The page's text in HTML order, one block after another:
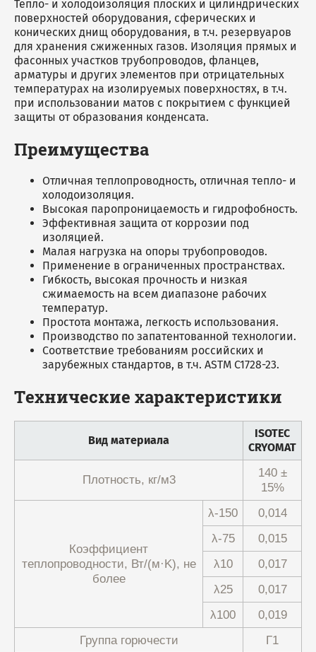
Тепло- и холодоизоляция плоских и цилиндрических
поверхностей оборудования, сферических и
конических днищ оборудования, в т.ч. резервуаров
для хранения сжиженных газов. Изоляция прямых и
фасонных участков трубопроводов, фланцев,
арматуры и других элементов при отрицательных
температурах на изолируемых поверхностях, в т.ч.
при использовании матов с покрытием с функцией
защиты от образования конденсата.
Преимущества
Отличная теплопроводность, отличная тепло- и
холодоизоляция.
Высокая паропроницаемость и гидрофобность.
Эффективная защита от коррозии под
изоляцией.
Малая нагрузка на опоры трубопроводов.
Применение в ограниченных пространствах.
Гибкость, высокая прочность и низкая
сжимаемость на всем диапазоне рабочих
температур.
Простота монтажа, легкость использования.
Производство по запатентованной технологии.
Соответствие требованиям российских и
зарубежных стандартов, в т.ч. ASTM C1728-23.
Технические характеристики
Вид материала
ISOTEC
CRYOMAT
Плотность, кг/м3
140 ±
15%
Коэффициент
теплопроводности, Вт/(м·K), не
более
λ-150
0,014
λ-75
0,015
λ10
0,017
λ25
0,017
λ100
0,019
Группа горючести
Г1